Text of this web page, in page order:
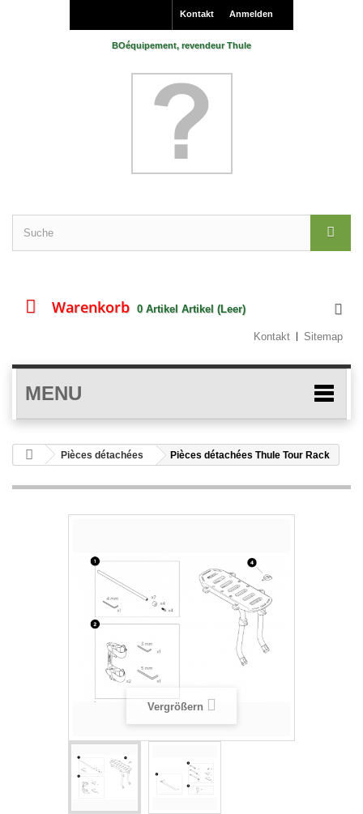
Anmelden
Kontakt
BOéquipement, revendeur Thule
Warenkorb 0 Artikel Artikel (Leer)
Kontakt Sitemap
MENU
Pièces détachées Pièces détachées Thule Tour Rack
Vergrößern